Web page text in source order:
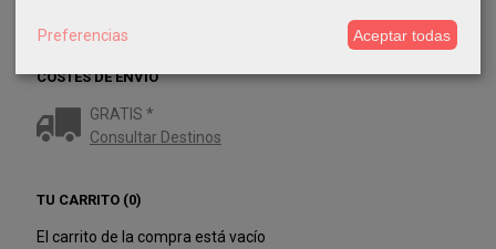
COSTES DE ENVÍO
GRATIS *
Consultar Destinos
TU CARRITO (0)
El carrito de la compra está vacío
Preferencias Aceptar todas